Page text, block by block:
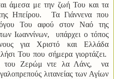
άμεσα με την ζωή Του και τα
Ηπείρου. Τα Γιάννενα που
Του αφού στον Ναό της
Ιωαννίνων, υπάρχει ο τόπος
για Χριστό και Ελλάδα
Του που σήμερα γιορτάζει.
του Ζερώμ ντε λα Λάνς, να
λιτανείας των Αγίων